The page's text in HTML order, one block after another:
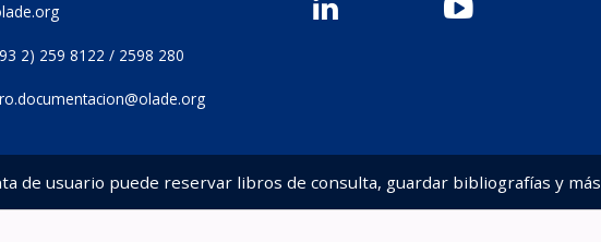
2) 259 8122 / 2598 280
de usuario puede reservar libros de consulta, guardar bibliografías y más